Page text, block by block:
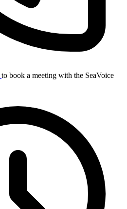
to book a meeting with the SeaVoice